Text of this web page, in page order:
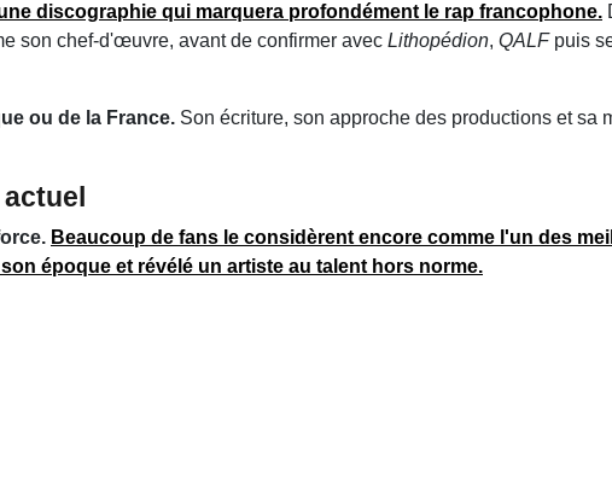
discographie qui marquera profondément le rap francophone.
son chef-d'œuvre, avant de confirmer avec Lithopédion, QALFpuis
ou de la France. Son écriture, son approche des productions et sa
Beaucoup de fans le considèrent encore comme l'un des
époque et révélé un artiste au talent hors norme.